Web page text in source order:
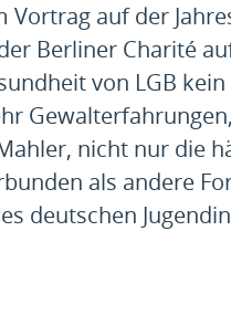
auf der
Berliner Charité
von LGB
nicht nur die
als andere
deutschen